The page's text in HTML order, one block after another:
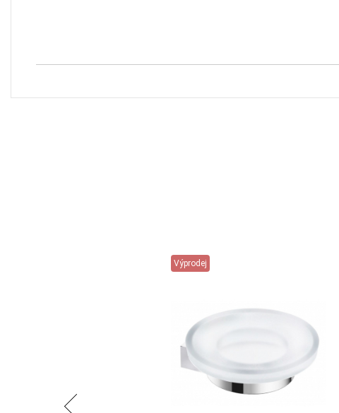
Výprodej